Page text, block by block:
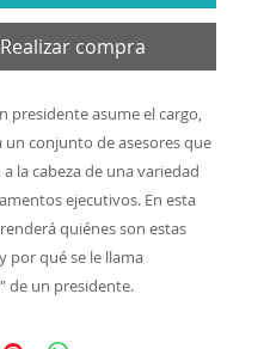
Realizar compra
presidente asume el cargo,
un conjunto de asesores que
la cabeza de una variedad
ejecutivos. En esta
quiénes son estas
por qué se le llama
de un presidente.